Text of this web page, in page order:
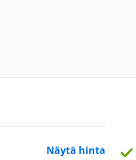
Näytä hinta